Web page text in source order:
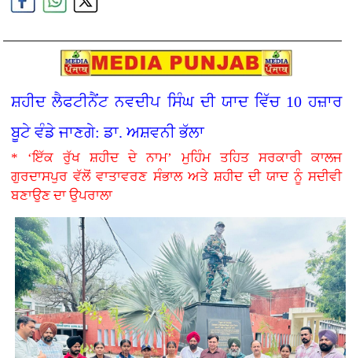
ਸ਼ਹੀਦ ਲੈਫਟੀਨੈਂਟ ਨਵਦੀਪ ਸਿੰਘ ਦੀ ਯਾਦ ਵਿੱਚ 10 ਹਜ਼ਾਰ
ਬੂਟੇ ਵੰਡੇ ਜਾਣਗੇ: ਡਾ. ਅਸ਼ਵਨੀ ਭੱਲਾ
* ‘ਇੱਕ ਰੁੱਖ ਸ਼ਹੀਦ ਦੇ ਨਾਮ’ ਮੁਹਿੰਮ ਤਹਿਤ ਸਰਕਾਰੀ ਕਾਲਜ
ਗੁਰਦਾਸਪੁਰ ਵੱਲੋਂ ਵਾਤਾਵਰਣ ਸੰਭਾਲ ਅਤੇ ਸ਼ਹੀਦ ਦੀ ਯਾਦ ਨੂੰ ਸਦੀਵੀ
ਬਣਾਉਣ ਦਾ ਉਪਰਾਲਾ